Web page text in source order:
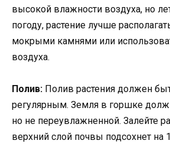
высокой влажности воздуха, но
погоду, растение лучше
мокрыми камнями или
воздуха.
Полив: Полив растения должен
регулярным. Земля в горшке
но не переувлажненной. Залейте
верхний слой почвы подсохнет на